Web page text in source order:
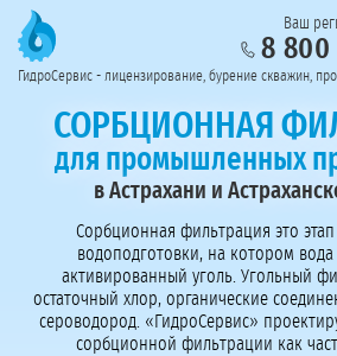
Предоставим полный пакет документов
Пригласить в тендер
Колл-
Ваш
8 800
СОРБЦИОННАЯ
для промышленных
в Астрахани и
Сорбционная фильтрация это
водоподготовки, на котором
активированный уголь. Угольный
остаточный хлор, органические
сероводород. «ГидроСервис»
сорбционной фильтрации как